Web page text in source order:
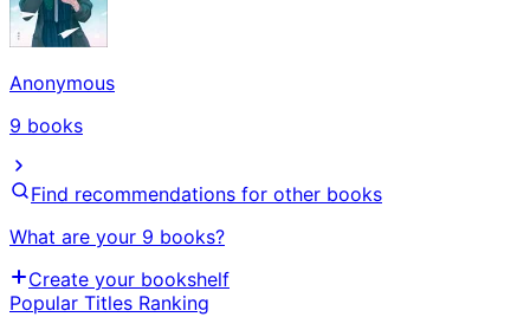
Anonymous
9 books
Find recommendations for other books
What are your 9 books?
Create your bookshelf
Popular Titles Ranking